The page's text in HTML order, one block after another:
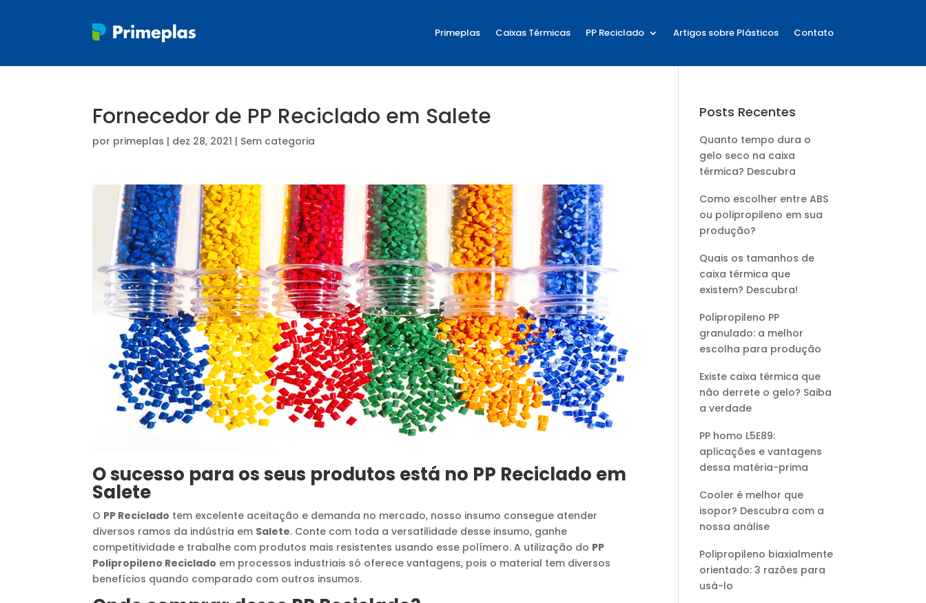
Primeplas Caixas Térmicas PP Reciclado Artigos sobre Plásticos Contato
Fornecedor de PP Reciclado em Salete
por primeplas | dez 28, 2021 | Sem categoria
O sucesso para os seus produtos está no PP Reciclado em
Salete
O PP Reciclado tem excelente aceitação e demanda no mercado, nosso insumo consegue atender
diversos ramos da indústria em Salete. Conte com toda a versatilidade desse insumo, ganhe
competitividade e trabalhe com produtos mais resistentes usando esse polímero. A utilização do PP
Polipropileno Reciclado em processos industriais só oferece vantagens, pois o material tem diversos
benefícios quando comparado com outros insumos.
Posts Recentes
Quanto tempo dura o
gelo seco na caixa
térmica? Descubra
Como escolher entre ABS
ou polipropileno em sua
produção?
Quais os tamanhos de
caixa térmica que
existem? Descubra!
Polipropileno PP
granulado: a melhor
escolha para produção
Existe caixa térmica que
não derrete o gelo? Saiba
a verdade
PP homo L5E89:
aplicações e vantagens
dessa matéria-prima
Cooler é melhor que
isopor? Descubra com a
nossa análise
Polipropileno biaxialmente
orientado: 3 razões para
usá-lo